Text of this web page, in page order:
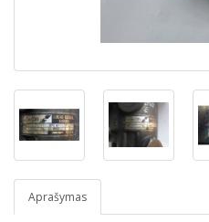
Aprašymas